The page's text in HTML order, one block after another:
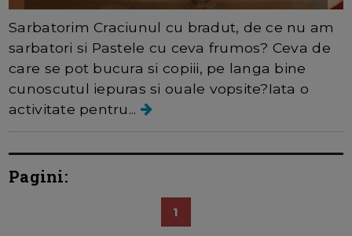
Sarbatorim Craciunul cu bradut, de ce nu am
sarbatori si Pastele cu ceva frumos? Ceva de
care se pot bucura si copiii, pe langa bine
cunoscutul iepuras si ouale vopsite?Iata o
activitate pentru...
Pagini:
1